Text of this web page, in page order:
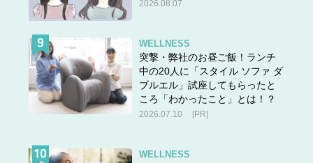
2026.08.07
WELLNESS
突撃・弊社のお昼ご飯！ランチ
中の20人に「スタイル ソファ ダ
ブルエル」試座してもらったと
ころ「わかったこと」とは！？
2026.07.10 [PR]
WELLNESS